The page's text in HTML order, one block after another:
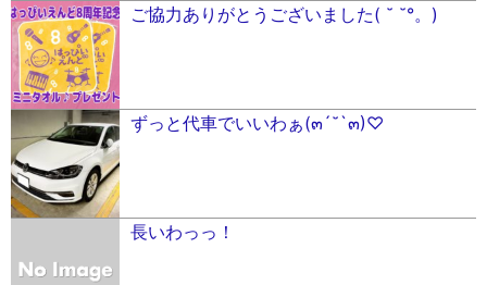
ご協力ありがとうございました( ˘ ˘°。)
ずっと代車でいいわぁ(๓´˘`๓)♡
長いわっっ！